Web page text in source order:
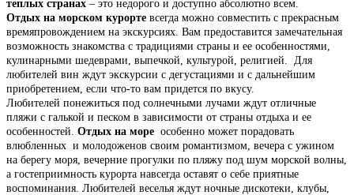
теплых странах – это недорого и доступно абсолютно всем.
Отдых на морском курорте всегда можно совместить с прекрасным
времяпровождением на экскурсиях. Вам предоставится замечательная
возможность знакомства с традициями страны и ее особенностями,
кулинарными шедеврами, выпечкой, культурой, религией. Для
любителей вин ждут экскурсии с дегустациями и с дальнейшим
приобретением, если что-то вам придется по вкусу.
Любителей понежиться под солнечными лучами ждут отличные
пляжи с галькой и песком в зависимости от страны отдыха и ее
особенностей. Отдых на море особенно может порадовать
влюбленных и молодоженов своим романтизмом, вечера с ужином
на берегу моря, вечерние прогулки по пляжу под шум морской волны,
а гостеприимность курорта навсегда оставят о себе приятные
воспоминания. Любителей веселья ждут ночные дискотеки, клубы,